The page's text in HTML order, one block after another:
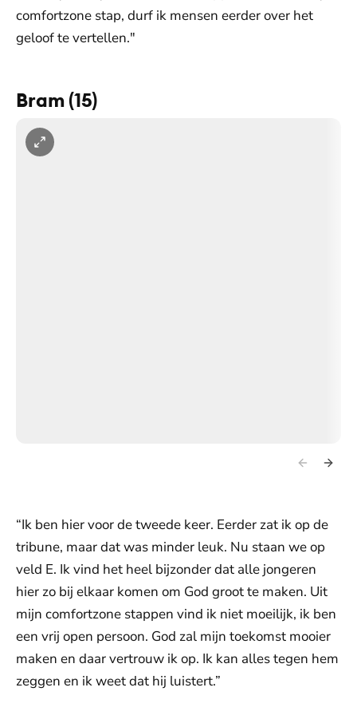
comfortzone stap, durf ik mensen eerder over het
geloof te vertellen."
Bram (15)
“Ik ben hier voor de tweede keer. Eerder zat ik op de
tribune, maar dat was minder leuk. Nu staan we op
veld E. Ik vind het heel bijzonder dat alle jongeren
hier zo bij elkaar komen om God groot te maken. Uit
mijn comfortzone stappen vind ik niet moeilijk, ik ben
een vrij open persoon. God zal mijn toekomst mooier
maken en daar vertrouw ik op. Ik kan alles tegen hem
zeggen en ik weet dat hij luistert.”